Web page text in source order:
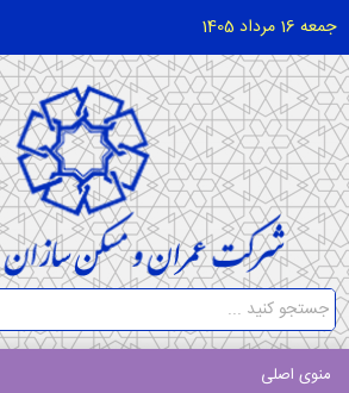
جمعه 16 مرداد 1405
منوی اصلی